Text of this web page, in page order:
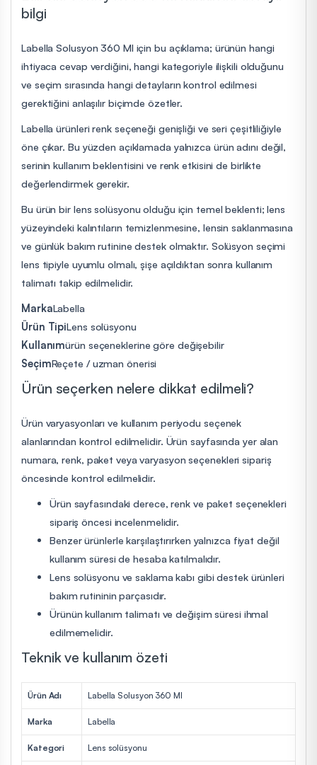
bilgi
Labella Solusyon 360 Ml için bu açıklama; ürünün hangi
ihtiyaca cevap verdiğini, hangi kategoriyle ilişkili olduğunu
ve seçim sırasında hangi detayların kontrol edilmesi
gerektiğini anlaşılır biçimde özetler.
Labella ürünleri renk seçeneği genişliği ve seri çeşitliliğiyle
öne çıkar. Bu yüzden açıklamada yalnızca ürün adını değil,
serinin kullanım beklentisini ve renk etkisini de birlikte
değerlendirmek gerekir.
Bu ürün bir lens solüsyonu olduğu için temel beklenti; lens
yüzeyindeki kalıntıların temizlenmesine, lensin saklanmasına
ve günlük bakım rutinine destek olmaktır. Solüsyon seçimi
lens tipiyle uyumlu olmalı, şişe açıldıktan sonra kullanım
talimatı takip edilmelidir.
MarkaLabella
Ürün TipiLens solüsyonu
Kullanımürün seçeneklerine göre değişebilir
SeçimReçete / uzman önerisi
Ürün seçerken nelere dikkat edilmeli?
Ürün varyasyonları ve kullanım periyodu seçenek
alanlarından kontrol edilmelidir. Ürün sayfasında yer alan
numara, renk, paket veya varyasyon seçenekleri sipariş
öncesinde kontrol edilmelidir.
Ürün sayfasındaki derece, renk ve paket seçenekleri
sipariş öncesi incelenmelidir.
Benzer ürünlerle karşılaştırırken yalnızca fiyat değil
kullanım süresi de hesaba katılmalıdır.
Lens solüsyonu ve saklama kabı gibi destek ürünleri
bakım rutininin parçasıdır.
Ürünün kullanım talimatı ve değişim süresi ihmal
edilmemelidir.
Teknik ve kullanım özeti
Ürün Adı Labella Solusyon 360 Ml
Marka Labella
Kategori Lens solüsyonu